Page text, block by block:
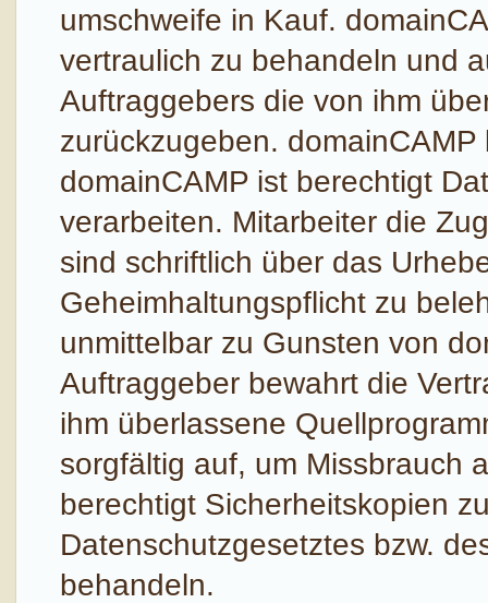
umschweife in Kauf.
vertraulich zu behandeln und
Auftraggebers die von ihm
zurückzugeben.
domainCAMP ist berechtigt
verarbeiten. Mitarbeiter die
sind schriftlich über das
Geheimhaltungspflicht zu
unmittelbar zu Gunsten von
Auftraggeber bewahrt die
ihm überlassene
sorgfältig auf, um Missbrauch
berechtigt Sicherheitskopien
Datenschutzgesetztes bzw.
behandeln.